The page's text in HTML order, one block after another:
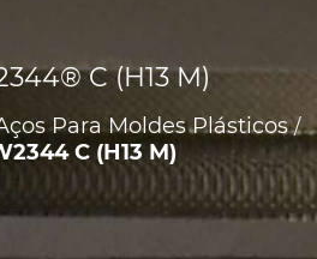
Para Moldes Plásticos/
C (H13 M)
C (H13 M)